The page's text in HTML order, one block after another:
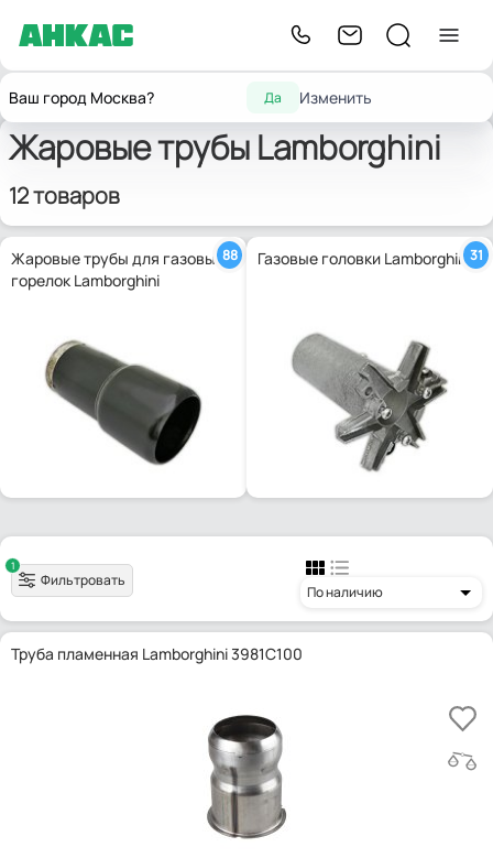
Ваш город Москва? Да Изменить
ГлавнаяЗапчасти для горелок Жаровые трубы и головки
Жаровые трубы Lamborghini
12 товаров
Жаровые трубы для газовых
горелок Lamborghini
88 Газовые головки Lamborghini31
1
Фильтровать
По наличию
Труба пламенная Lamborghini 3981C100